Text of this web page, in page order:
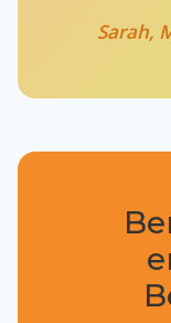
Sarah,